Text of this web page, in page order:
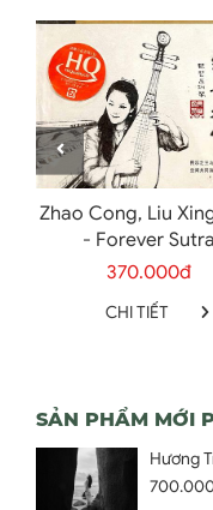
SẢN PHẨM MỚI
Hương
Zhao Cong, Liu
- Forever Sutra
370.000đ
CHI TIẾT